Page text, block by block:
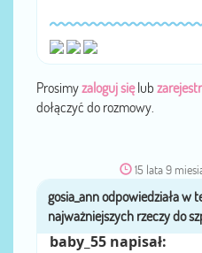
Prosimyzaloguj sięlub
dołączyć do rozmowy.
15 lata 9
przez
baby_55 napisał: